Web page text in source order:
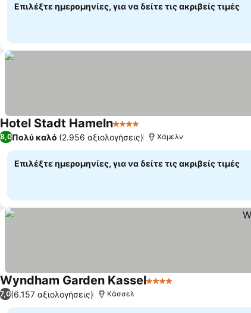
Επιλέξτε ημερομηνίες, για να δείτε τις ακριβείς τιμές
Hotel Stadt Hameln4 Αστέρια
8,0Πολύ καλό (2.956 αξιολογήσεις) Χάμελν
Επιλέξτε ημερομηνίες, για να δείτε τις ακριβείς τιμές
Wyndham Garden Kassel4 Αστέρια
7,0(6.157 αξιολογήσεις) Κάσσελ